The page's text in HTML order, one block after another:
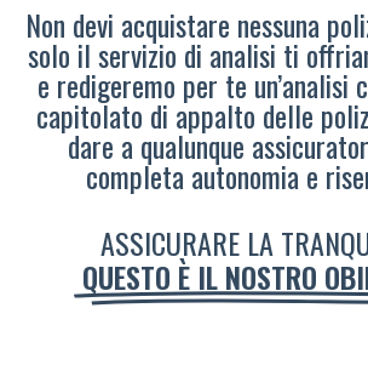
Non devi acquistare nessuna
solo il servizio di analisi ti
e redigeremo per te un’analisi
capitolato di appalto delle
dare a qualunque
completa autonomia e
ASSICURARE LA
QUESTO È IL NOSTRO